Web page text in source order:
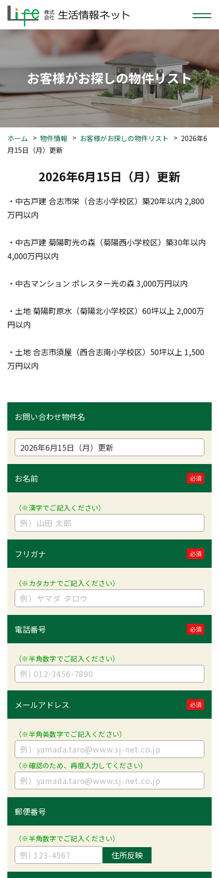
お客様がお探しの物件リスト
ホーム 物件情報 お客様がお探しの物件リスト
2026年6
月15日（月）更新
2026年6月15日（月）更新
・中古戸建 合志市栄（合志小学校区）築20年以内 2,800
万円以内
・中古戸建 菊陽町光の森（菊陽西小学校区）築30年以内
4,000万円以内
・中古マンション ポレスター光の森 3,000万円以内
・土地 菊陽町原水（菊陽北小学校区）60坪以上 2,000万
円以内
・土地 合志市須屋（西合志南小学校区）50坪以上 1,500
万円以内
お問い合わせ物件名
お名前 必須
（※漢字でご記入ください）
フリガナ 必須
（※カタカナでご記入ください）
電話番号 必須
（※半角数字でご記入ください）
メールアドレス 必須
（※半角英数字でご記入ください）
（※確認のため、再度入力してください）
郵便番号
（※半角数字でご記入ください）
住所反映